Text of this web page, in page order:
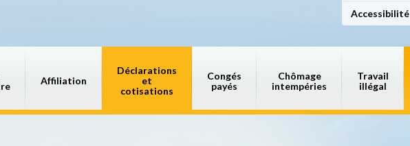
Accessibilité
Affiliation
Déclarations
et
cotisations
Congés
payés
Chômage
intempéries
Travail
illégal